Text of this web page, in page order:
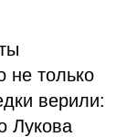
не только
верили:
Лукова